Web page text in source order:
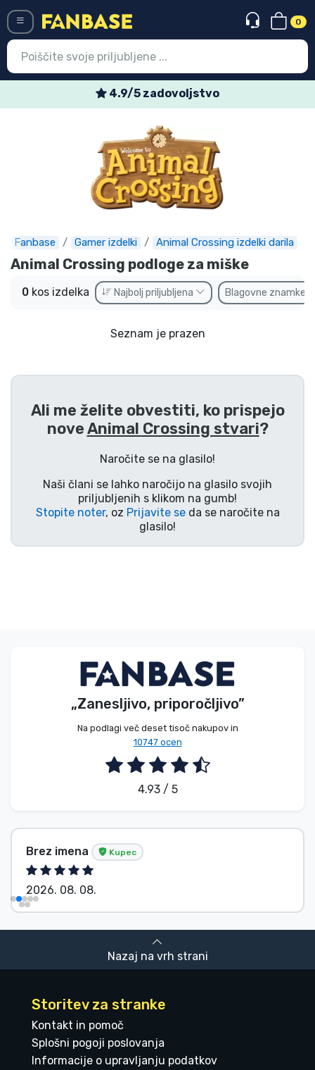
0
4.9/5 zadovoljstvo
Fanbase Gamer izdelki Animal Crossing izdelki darila
Animal Crossing podloge za miške
0 kos izdelka Najbolj priljubljena Blagovne znamke
Seznam je prazen
Ali me želite obvestiti, ko prispejo
noveAnimal Crossing stvari?
Naročite se na glasilo!
Naši člani se lahko naročijo na glasilo svojih
priljubljenih s klikom na gumb!
Stopite noter, oz Prijavite seda se naročite na
glasilo!
„Zanesljivo, priporočljivo”
Na podlagi več deset tisoč nakupov in
10747 ocen
4.93 / 5
Brez imena Kupec
2026. 08. 08.
Nazaj na vrh strani
Storitev za stranke
Kontakt in pomoč
Splošni pogoji poslovanja
Informacije o upravljanju podatkov
Najnovejsi izdelki
Prodajni izdelki
Prednaročila
Outlet izdelki
Filmske izdelki
Anime izdelki
Gamer izdelki
Blagovne znamke